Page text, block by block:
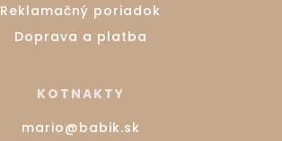
Reklamačný poriadok
Doprava a platba
KOTNAKTY
mario@babik.sk